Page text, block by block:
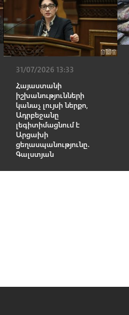
31/07/2026 13:33
Հայաստանի
իշխանությունների
կանաչ լույսի ներքո,
Ադրբեջանը
լեգիտիմացնում է
Արցախի
ցեղասպանությունը․
Գալստյան